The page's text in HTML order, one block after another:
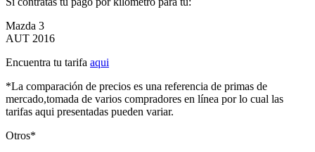
Mazda 3
AUT 2016
Encuentra tu tarifa aqui
*La comparación de precios es una referencia de primas de
mercado,tomada de varios compradores en línea por lo cual las
tarifas aqui presentadas pueden variar.
Otros*